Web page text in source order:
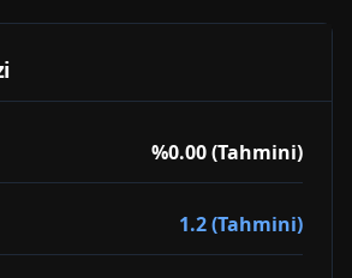
%0.00 (Tahmini)
1.2 (Tahmini)